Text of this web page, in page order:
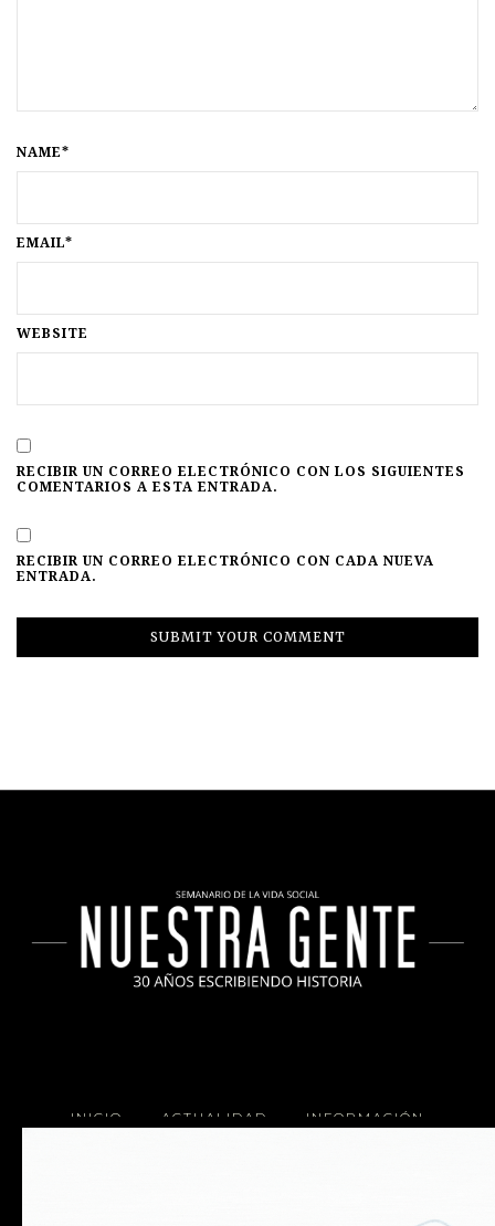
NAME*
EMAIL*
WEBSITE
RECIBIR UN CORREO ELECTRÓNICO CON LOS SIGUIENTES
COMENTARIOS A ESTA ENTRADA.
RECIBIR UN CORREO ELECTRÓNICO CON CADA NUEVA
ENTRADA.
INICIO ACTUALIDAD INFORMACIÓN